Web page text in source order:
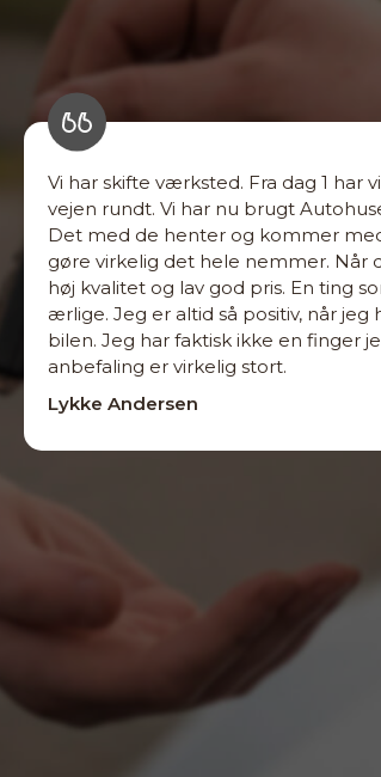
Vi har skifte værksted. Fra dag 1 har
vejen rundt. Vi har nu brugt
Det med de henter og kommer
gøre virkelig det hele nemmer. Når
høj kvalitet og lav god pris. En ting
ærlige. Jeg er altid så positiv, når
bilen. Jeg har faktisk ikke en finger
anbefaling er virkelig stort.
Lykke Andersen